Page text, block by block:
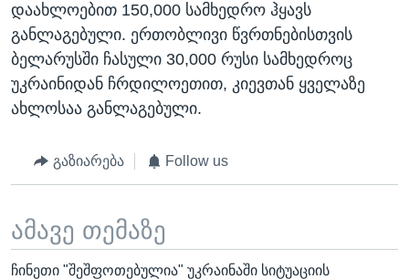
დაახლოებით 150,000 სამხედრო ჰყავს
განლაგებული. ერთობლივი წვრთნებისთვის
ბელარუსში ჩასული 30,000 რუსი სამხედროც
უკრაინიდან ჩრდილოეთით, კიევთან ყველაზე
ახლოსაა განლაგებული.
გაზიარება Follow us
ამავე თემაზე
ჩინეთი "შეშფოთებულია" უკრაინაში სიტუაციის